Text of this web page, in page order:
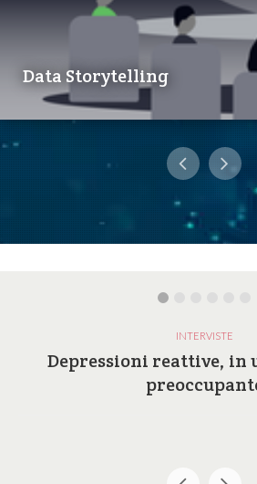
Data Storytelling
INTERVISTE
Depressioni reattive, in